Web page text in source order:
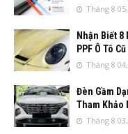
Tháng 8
Nhận Biết 8
PPF Ô Tô Cũ
Tháng 8
Đèn Gầm
Tham Khảo
Tháng 8